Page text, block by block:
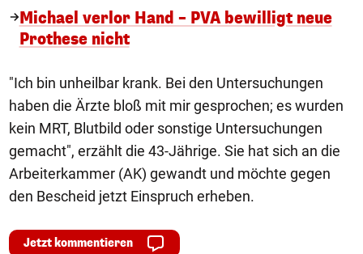
Michael verlor Hand – PVA bewilligt neue
Prothese nicht
"Ich bin unheilbar krank. Bei den Untersuchungen
haben die Ärzte bloß mit mir gesprochen; es wurden
kein MRT, Blutbild oder sonstige Untersuchungen
gemacht", erzählt die 43-Jährige. Sie hat sich an die
Arbeiterkammer (AK) gewandt und möchte gegen
den Bescheid jetzt Einspruch erheben.
Jetzt kommentieren